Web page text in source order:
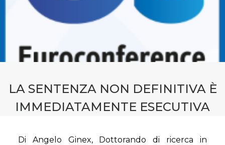
NEWS ED EVENTI
LA SENTENZA NON DEFINITIVA È
IMMEDIATAMENTE ESECUTIVA
Di Angelo Ginex, Dottorando di ricerca in